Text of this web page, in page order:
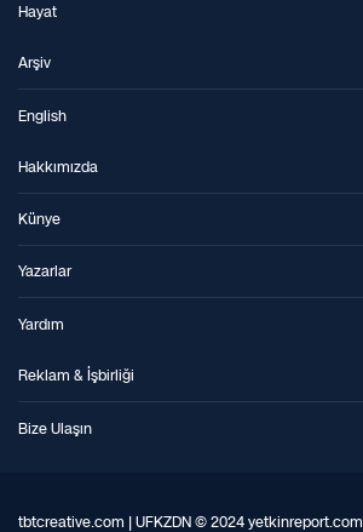
Hayat
Arşiv
English
Hakkımızda
Künye
Yazarlar
Yardım
Reklam & İşbirliği
Bize Ulaşın
tbtcreative.com | UFKZDN © 2024 yetkinreport.com